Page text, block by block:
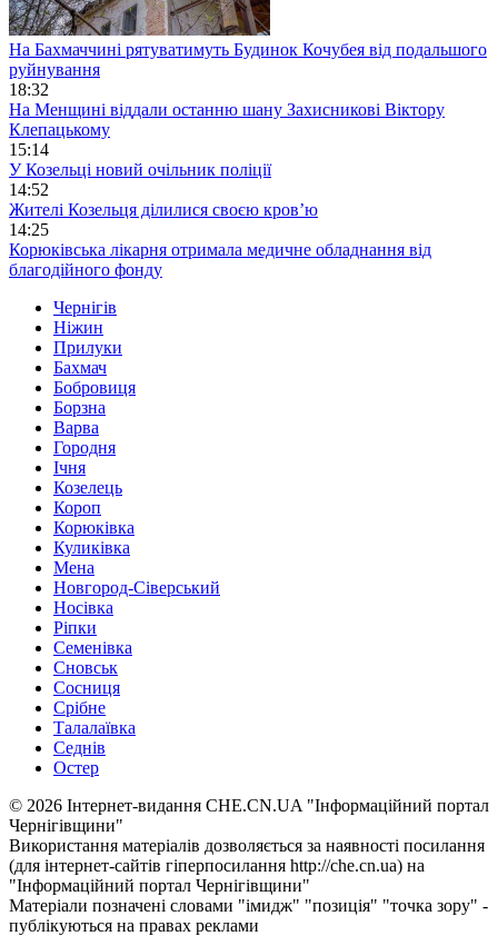
На Бахмаччині рятуватимуть Будинок Кочубея від подальшого
руйнування
18:32
На Менщині віддали останню шану Захисникові Віктору
Клепацькому
15:14
У Козельці новий очільник поліції
14:52
Жителі Козельця ділилися своєю кров’ю
14:25
Корюківська лікарня отримала медичне обладнання від
благодійного фонду
Чернігів
Ніжин
Прилуки
Бахмач
Бобровиця
Борзна
Варва
Городня
Ічня
Козелець
Короп
Корюківка
Куликівка
Мена
Новгород-Сіверський
Носівка
Ріпки
Семенівка
Сновськ
Сосниця
Срібне
Талалаївка
Седнів
Остер
© 2026 Інтернет-видання CHE.CN.UA "Інформаційний портал
Чернiгiвщини"
Використання матеріалів дозволяється за наявності посилання
(для інтернет-сайтів гіперпосилання http://che.cn.ua) на
"Інформаційний портал Чернiгiвщини"
Матеріали позначені словами "імидж" "позиція" "точка зору" -
публікуються на правах реклами